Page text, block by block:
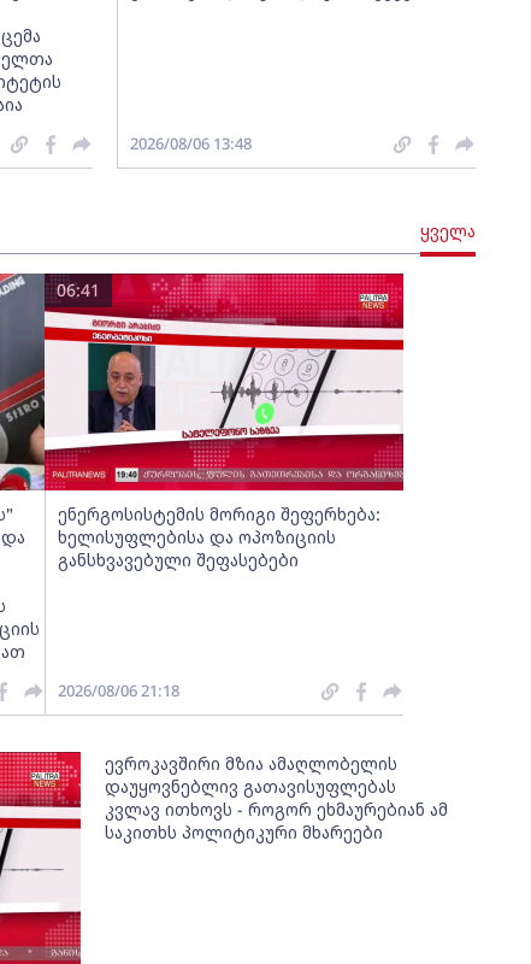
2026/08/06 13:48
ყველა
ენერგოსისტემის მორიგი შეფერხება:
ხელისუფლებისა და ოპოზიციის
განსხვავებული შეფასებები
06:41
2026/08/06 21:18
ევროკავშირი მზია ამაღლობელის
დაუყოვნებლივ გათავისუფლებას
კვლავ ითხოვს - როგორ ეხმაურებიან ამ
საკითხს პოლიტიკური მხარეები